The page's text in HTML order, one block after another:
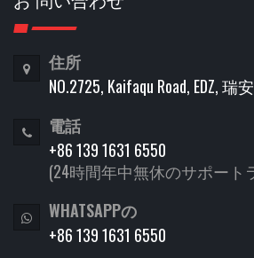
住所
NO.2725, Kaifaqu Road, EDZ,
電話
+86 139 1631 6550
(24時間年中無休のサポート
WHATSAPPの
+86 139 1631 6550